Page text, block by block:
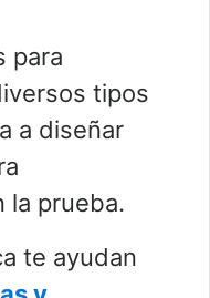
para
tipos
a diseñar
la prueba.
te ayudan